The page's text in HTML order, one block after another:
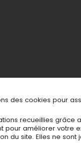
des cookies pour
recueillies grâce
pour améliorer votre
du site. Elles ne